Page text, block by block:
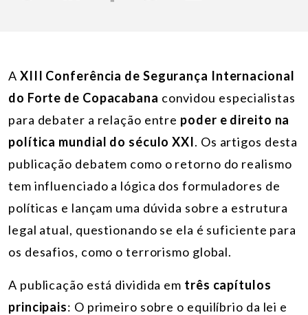
A XIII Conferência de Segurança Internacional
do Forte de Copacabana convidou especialistas
para debater a relação entre poder e direito na
política mundial do século XXI. Os artigos desta
publicação debatem como o retorno do realismo
tem influenciado a lógica dos formuladores de
políticas e lançam uma dúvida sobre a estrutura
legal atual, questionando se ela é suficiente para
os desafios, como o terrorismo global.
A publicação está dividida em três capítulos
principais: O primeiro sobre o equilíbrio da lei e